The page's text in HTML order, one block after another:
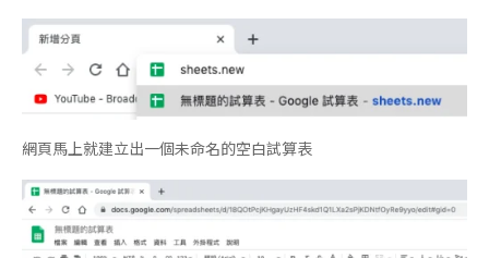
網頁馬上就建立出一個未命名的空白試算表